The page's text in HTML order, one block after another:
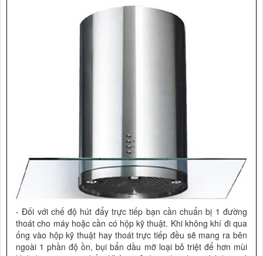
- Đối với chế độ hút đẩy trực tiếp bạn cần chuẩn bị 1 đường
thoát cho máy hoặc cần có hộp kỹ thuật. Khi không khí đi qua
ống vào hộp kỹ thuật hay thoát trực tiếp đều sẽ mang ra bên
ngoài 1 phần độ ồn, bụi bẩn dầu mỡ loại bỏ triệt để hơn mùi